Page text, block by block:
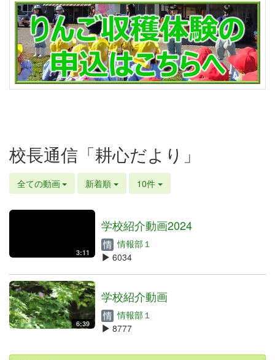
校長通信「耕心だより」
全ての動画 新着順 10件
3:11
学校紹介動画2024
情報部１
6034
6:39
学校紹介動画
情報部１
8777